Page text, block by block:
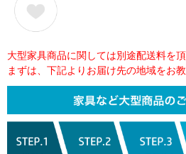
大型家具商品に関しては別途配送料を頂
まずは、下記よりお届け先の地域をお教